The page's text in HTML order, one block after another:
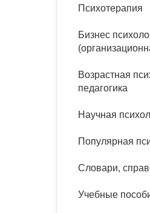
панические атаки
Психодрама
Сказкотерапия
психотерапии
Классический,
эргономика
Социальная психология
Психология развития
организационная
психоанализ
Психотерапия
Бизнес
Возрастная
педагогика
Научная
Популярная
Словари,
Учебные